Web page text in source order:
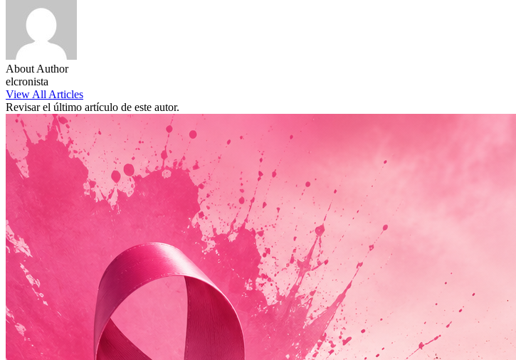
About Author
elcronista
View All Articles
Revisar el último artículo de este autor.